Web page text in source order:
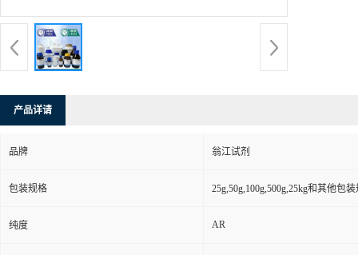
产品详请
品牌 翁江试剂
包装规格 25g,50g,100g,500g,25kg和其他包
纯度 AR